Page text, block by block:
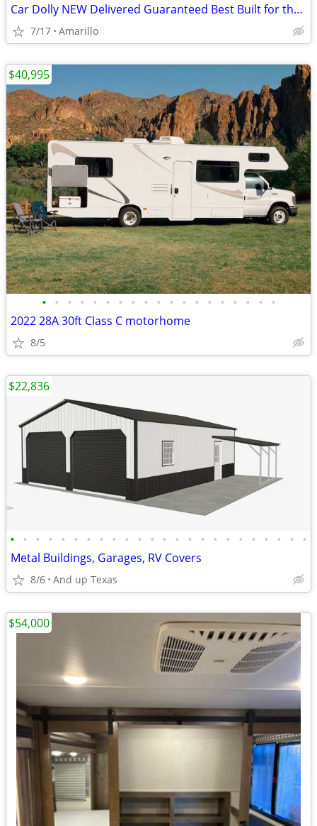
Car Dolly NEW Delivered Guaranteed Best Built for the Money in U.S.!
7/17 Amarillo
• • • • • • • • • • • • • • • • • • •
2022 28A 30ft Class C motorhome
8/5
$40,995
• • • • • • • • • • • • • • • • • • • • • • • •
Metal Buildings, Garages, RV Covers
8/6 And up Texas
$22,836
$54,000